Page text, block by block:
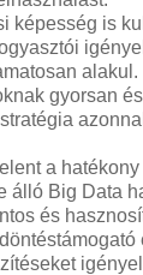
képesség is
alakul.
gyorsan és
a
álló Big Data
és